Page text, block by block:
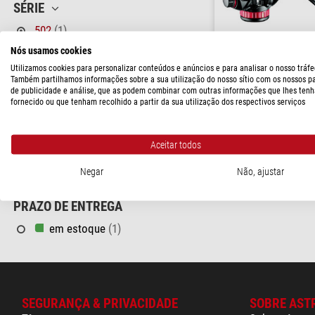
SÉRIE
502 (1)
CAPACIDADE DE CARGA
< 10 kg(1)
MATERIAL
PREÇO
(1)
PRAZO DE ENTREGA
em estoque (1)
Manfrotto
Cabeça de inclinação do
$ 334,00
pronto para
SEGURANÇA & PRIVACIDADE SOBRE
Nós usamos cookies
Utilizamos cookies para personalizar conteúdos e anúncios e para analisar o nosso
Também partilhamos informações sobre a sua utilização do nosso sítio com os nossos
de publicidade e análise, que as podem combinar com outras informações que lhes
fornecido ou que tenham recolhido a partir da sua utilização dos respectivos serviços
Aceitar todos
Negar Não, ajustar